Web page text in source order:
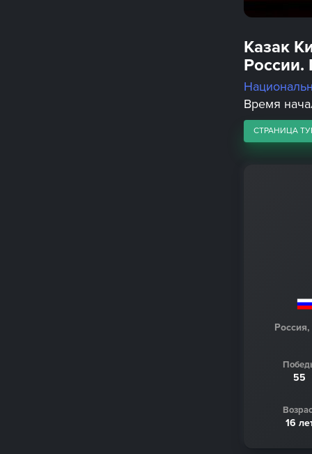
Казак
Время
СТРАНИЦА
55
16